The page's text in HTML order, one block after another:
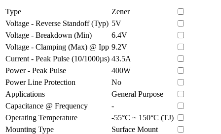
Type
Zener
Voltage - Reverse Standoff (Typ) 5V
Voltage - Breakdown (Min)
6.4V
Voltage - Clamping (Max) @ Ipp 9.2V
Current - Peak Pulse (10/1000µs) 43.5A
Power - Peak Pulse
400W
Power Line Protection
No
Applications
General Purpose
Capacitance @ Frequency
-
Operating Temperature
-55°C ~ 150°C (TJ)
Mounting Type
Surface Mount